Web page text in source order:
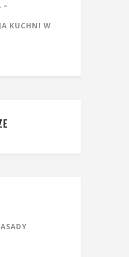
–
KUCHNI W